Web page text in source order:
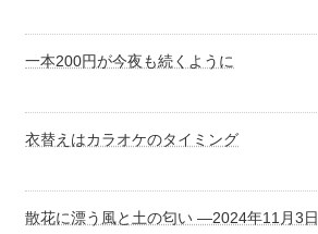
一本200円が今夜も続くように
衣替えはカラオケのタイミング
散花に漂う風と土の匂い ―2024年11月3日